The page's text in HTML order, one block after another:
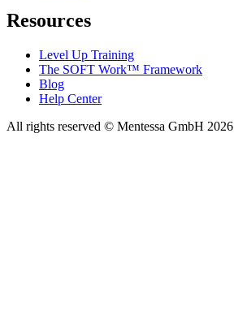
Resources
Level Up Training
The SOFT Work™ Framework
Blog
Help Center
All rights reserved © Mentessa GmbH 2026